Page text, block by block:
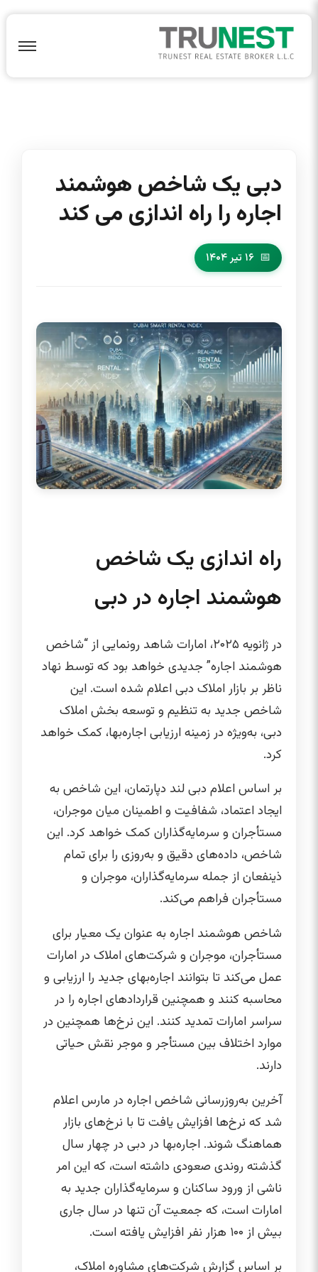
دبی یک شاخص هوشمند
اجاره را راه اندازی می کند
۱۶ تیر ۱۴۰۴
راه اندازی یک شاخص
هوشمند اجاره در دبی
در ژانویه ۲۰۲۵، امارات شاهد رونمایی از “شاخص
هوشمند اجاره” جدیدی خواهد بود که توسط نهاد
ناظر بر بازار املاک دبی اعلام شده است. این
شاخص جدید به تنظیم و توسعه بخش املاک
دبی، به‌ویژه در زمینه ارزیابی اجاره‌بها، کمک خواهد
کرد.
بر اساس اعلام دبی لند دپارتمان، این شاخص به
ایجاد اعتماد، شفافیت و اطمینان میان موجران،
مستأجران و سرمایه‌گذاران کمک خواهد کرد. این
شاخص، داده‌های دقیق و به‌روزی را برای تمام
ذینفعان از جمله سرمایه‌گذاران، موجران و
مستأجران فراهم می‌کند.
شاخص هوشمند اجاره به عنوان یک معیار برای
مستأجران، موجران و شرکت‌های املاک در امارات
عمل می‌کند تا بتوانند اجاره‌بهای جدید را ارزیابی و
محاسبه کنند و همچنین قراردادهای اجاره را در
سراسر امارات تمدید کنند. این نرخ‌ها همچنین در
موارد اختلاف بین مستأجر و موجر نقش حیاتی
دارند.
آخرین به‌روزرسانی شاخص اجاره در مارس اعلام
شد که نرخ‌ها افزایش یافت تا با نرخ‌های بازار
هماهنگ شوند. اجاره‌بها در دبی در چهار سال
گذشته روندی صعودی داشته است، که این امر
ناشی از ورود ساکنان و سرمایه‌گذاران جدید به
امارات است، که جمعیت آن تنها در سال جاری
بیش از ۱۰۰ هزار نفر افزایش یافته است.
بر اساس گزارش شرکت‌های مشاوره املاک،